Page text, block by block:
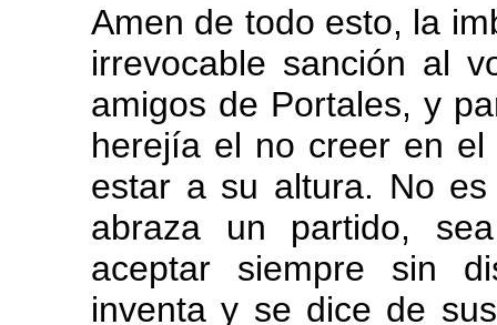
Amen de todo esto, la
irrevocable sanción al
amigos de Portales, y
herejía el no creer en
estar a su altura. No
abraza un partido,
aceptar siempre sin
inventa y se dice de